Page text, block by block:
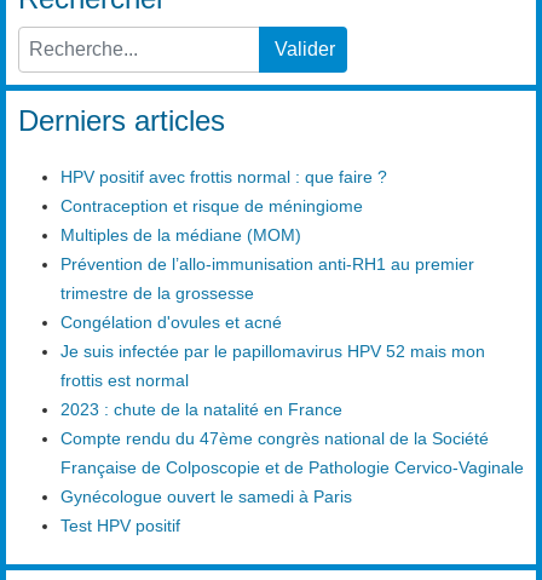
Type 2 or more characters for results.
Valider
Derniers articles
HPV positif avec frottis normal : que faire ?
Contraception et risque de méningiome
Multiples de la médiane (MOM)
Prévention de l’allo-immunisation anti-RH1 au premier
trimestre de la grossesse
Congélation d'ovules et acné
Je suis infectée par le papillomavirus HPV 52 mais mon
frottis est normal
2023 : chute de la natalité en France
Compte rendu du 47ème congrès national de la Société
Française de Colposcopie et de Pathologie Cervico-Vaginale
Gynécologue ouvert le samedi à Paris
Test HPV positif